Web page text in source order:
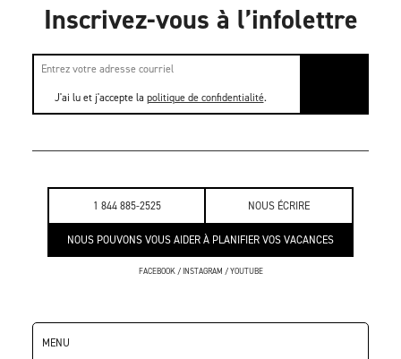
1 844 885-2525 NOUS ÉCRIRE
NOUS POUVONS VOUS AIDER À PLANIFIER VOS VACANCES
FACEBOOK/INSTAGRAM /YOUTUBE
MENU
Inscrivez-vous à l’infolettre
J'ai lu et j'accepte la politique de confidentialité.